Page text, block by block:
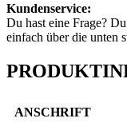
Kundenservice:
Du hast eine Frage?
einfach über die unten
ANSCHRIFT